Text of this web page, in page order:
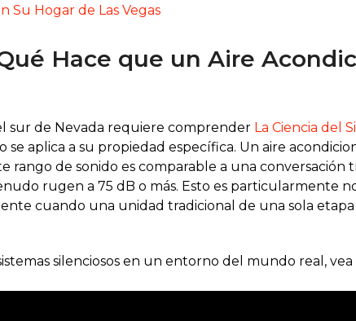
Su Hogar de Las Vegas
Hace que un Aire
sur de Nevada requiere comprender La Ciencia del
se aplica a su propiedad específica. Un aire
rango de sonido es comparable a una conversación
rugen a 75 dB o más. Esto es particularmente
cuando una unidad tradicional de una sola
silenciosos en un entorno del mundo real,